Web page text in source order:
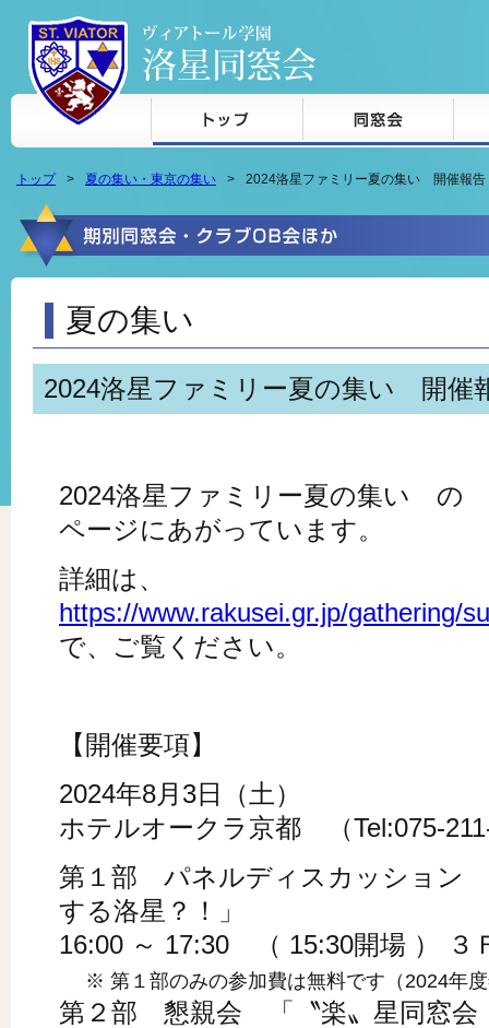
本文へジャンプ
トップ 夏の集い・東京の集い 2024洛星ファミリー夏の集い 開催報告
夏の集い
2024洛星ファミリー夏の集い 開催
2024洛星ファミリー夏の集い の
ページにあがっています。
詳細は、
https://www.rakusei.gr.jp/gathering/
で、ご覧ください。
【開催要項】
2024年8月3日（土）
ホテルオークラ京都 （Tel:075-
第１部 パネルディスカッション
する洛星？！」
16:00 ～ 17:30 （ 15:30開場 ） ３
※ 第１部のみの参加費は無料です（2024年
第２部 懇親会 「〝楽〟星同窓会